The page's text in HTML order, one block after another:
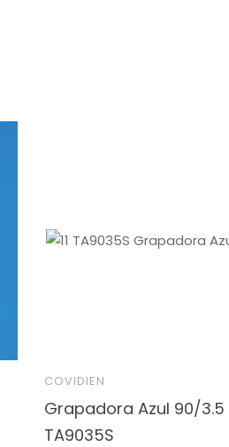
COVIDIEN
Grapadora Azul 90/3.5
TA9035S